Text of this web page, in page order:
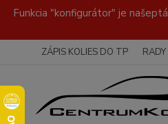
Funkcia "konfigurátor" je
ZÁPIS KOLIES DO TP